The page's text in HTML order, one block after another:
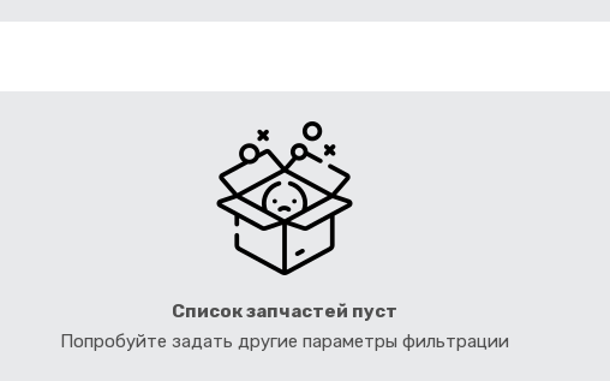
Список запчастей пуст
Попробуйте задать другие параметры фильтрации